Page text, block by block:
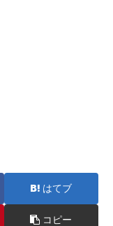
はてブ
コピー